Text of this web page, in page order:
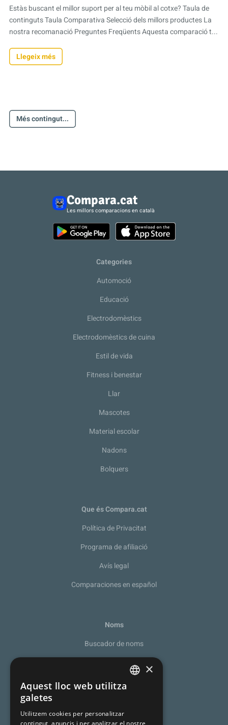
Estàs buscant el millor suport per al teu mòbil al cotxe? Taula de
continguts Taula Comparativa Selecció dels millors productes La
nostra recomanació Preguntes Freqüents Aquesta comparació t...
Llegeix més
Més contingut...
Compara.cat
Les millors comparacions en català
Categories
Automoció
Educació
Electrodomèstics
Electrodomèstics de cuina
Estil de vida
Fitness i benestar
Llar
Mascotes
Material escolar
Nadons
Bolquers
Que és Compara.cat
Política de Privacitat
Programa de afiliació
Avís legal
Comparaciones en español
Noms
Buscador de noms
Recomanador de noms
De la A a la Z
Cognoms catalansENGLISH
×
Aquest lloc web utilitza
galetes
Utilitzem cookies per personalitzar
contingut, anuncis i per analitzar el nostre